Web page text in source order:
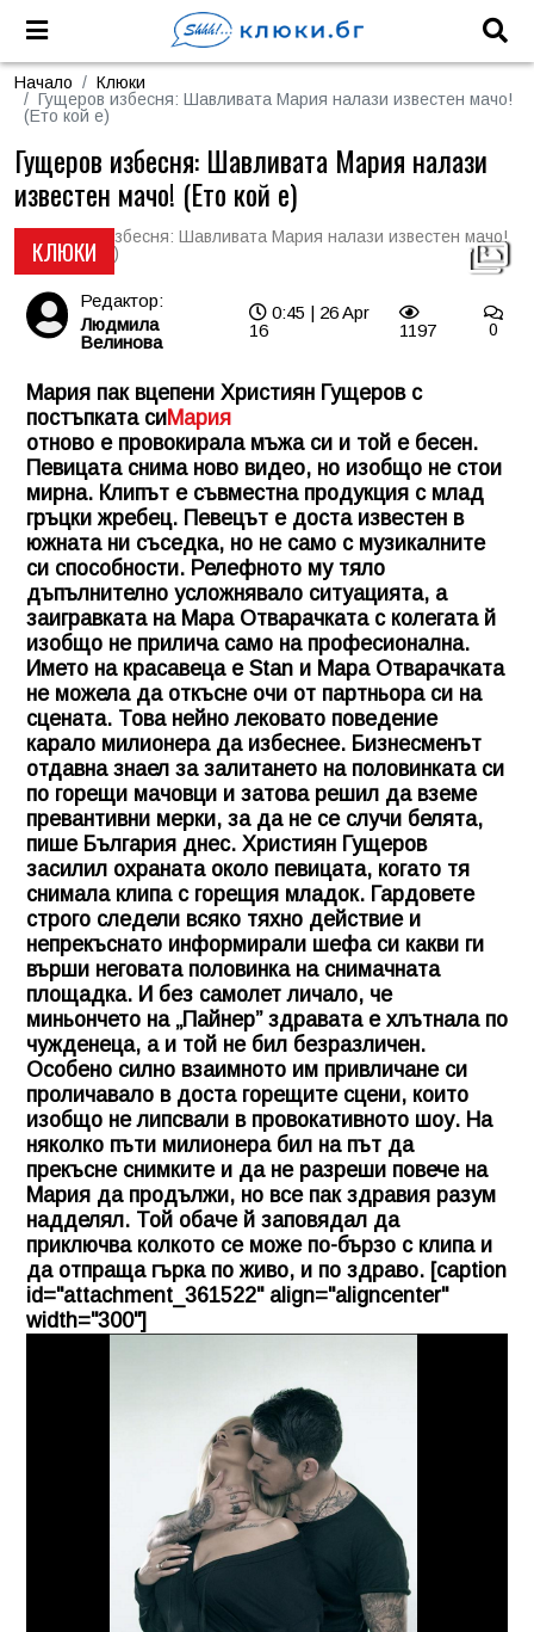
Начало
Клюки
Гущеров избесня: Шавливата Мария налази известен мачо!
(Ето кой е)
КЛЮКИ
Гущеров избесня: Шавливата Мария налази
известен мачо! (Ето кой е)
Редактор:
Людмила
Велинова
0:45 | 26 Apr
16
1197 0
Мария пак вцепени Християн Гущеров с
постъпката сиМария
отново е провокирала мъжа си и той е бесен.
Певицата снима ново видео, но изобщо не стои
мирна. Клипът е съвместна продукция с млад
гръцки жребец. Певецът е доста известен в
южната ни съседка, но не само с музикалните
си способности. Релефното му тяло
дъпълнително усложнявало ситуацията, а
заигравката на Мара Отварачката с колегата й
изобщо не прилича само на професионална.
Името на красавеца е Stan и Мара Отварачката
не можела да откъсне очи от партньора си на
сцената. Това нейно лековато поведение
карало милионера да избеснее. Бизнесменът
отдавна знаел за залитането на половинката си
по горещи мачовци и затова решил да вземе
превантивни мерки, за да не се случи белята,
пише България днес. Християн Гущеров
засилил охраната около певицата, когато тя
снимала клипа с горещия младок. Гардовете
строго следели всяко тяхно действие и
непрекъснато информирали шефа си какви ги
върши неговата половинка на снимачната
площадка. И без самолет личало, че
миньончето на „Пайнер” здравата е хлътнала по
чужденеца, а и той не бил безразличен.
Особено силно взаимното им привличане си
проличавало в доста горещите сцени, които
изобщо не липсвали в провокативното шоу. На
няколко пъти милионера бил на път да
прекъсне снимките и да не разреши повече на
Мария да продължи, но все пак здравия разум
надделял. Той обаче й заповядал да
приключва колкото се може по-бързо с клипа и
да отпраща гърка по живо, и по здраво. [caption
id="attachment_361522" align="aligncenter"
width="300"]